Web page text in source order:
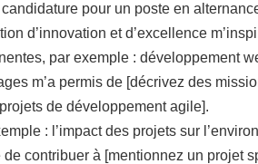
pour un poste en
d’innovation et d’excellence
par exemple : développement
m’a permis de [décrivez des
de développement agile].
: l’impact des projets sur
contribuer à [mentionnez un projet